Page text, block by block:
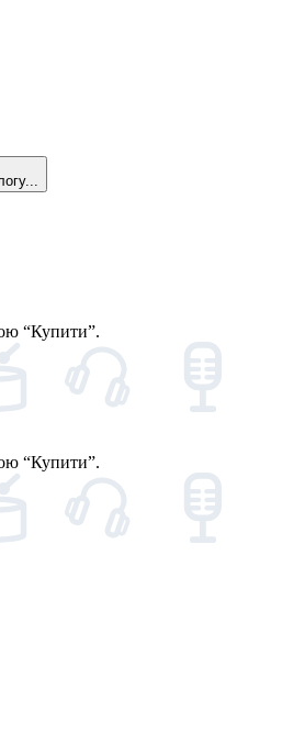
“Купити”.
“Купити”.